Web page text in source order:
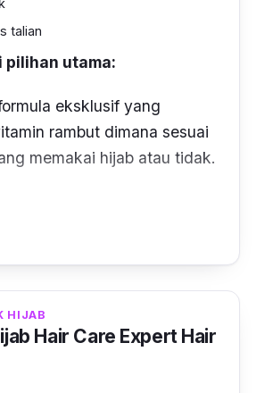
talian
pilihan utama:
eksklusif yang
rambut dimana sesuai
memakai hijab atau tidak.
boleh selesai dengan
yang memberikan
HIJAB
Hair Care Expert Hair